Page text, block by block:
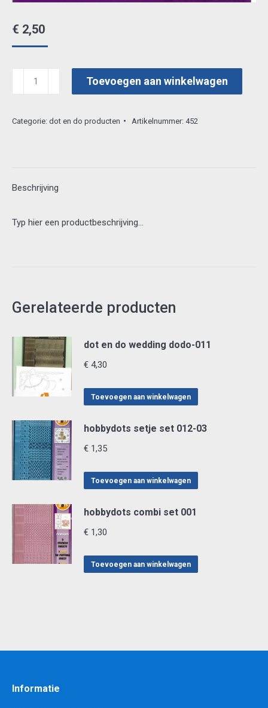
€ 2,50
hobbydots
christmasbook
3
Toevoegen aan winkelwagen
Categorie: dot en do producten Artikelnummer: 452
Beschrijving
Typ hier een productbeschrijving…
Gerelateerde producten
dot en do wedding dodo-011
€ 4,30
Toevoegen aan winkelwagen
hobbydots setje set 012-03
€ 1,35
Toevoegen aan winkelwagen
hobbydots combi set 001
€ 1,30
Toevoegen aan winkelwagen
Informatie